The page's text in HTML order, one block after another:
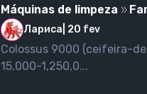
Máquinas de limpeza
Лариса 20 fev
Colossus 9000 (ceifeira-
15,000-1,250,0...